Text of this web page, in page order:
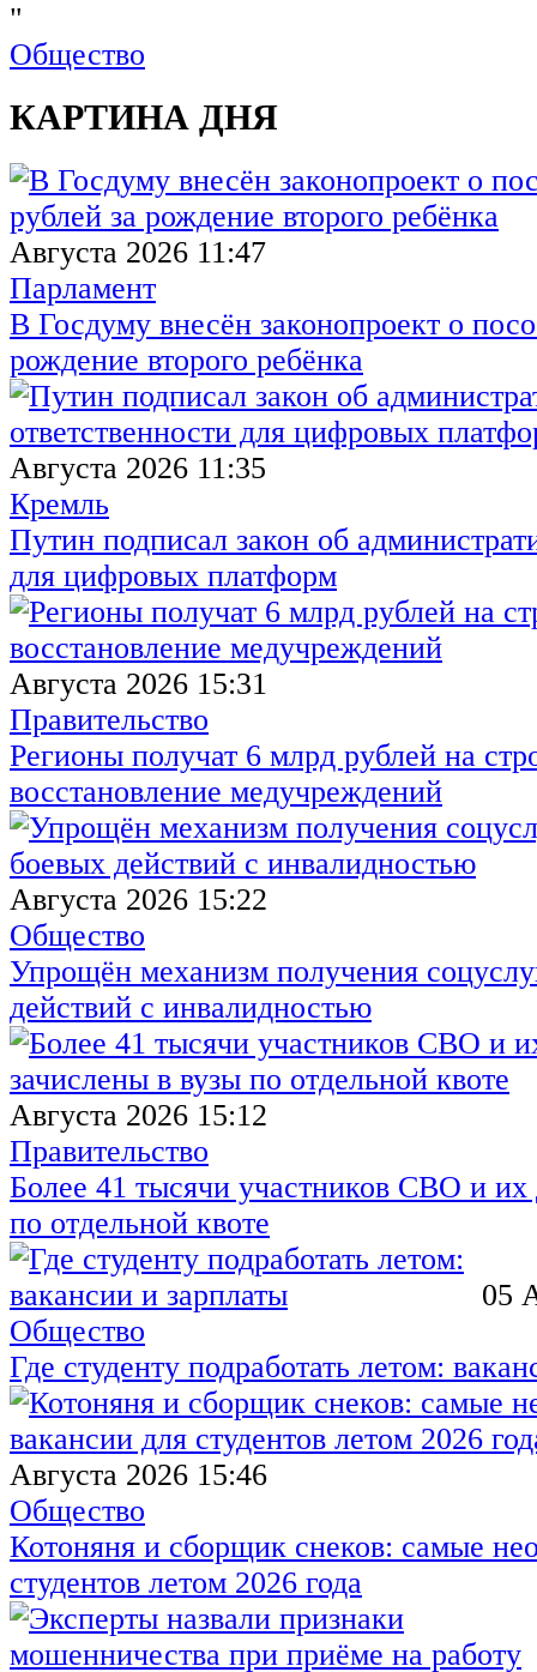
"
Общество
КАРТИНА ДНЯ
Августа 2026 11:47
Парламент
В Госдуму внесён законопроект о
рождение второго ребёнка
Августа 2026 11:35
Кремль
Путин подписал закон об
для цифровых платформ
Августа 2026 15:31
Правительство
Регионы получат 6 млрд рублей на
восстановление медучреждений
Августа 2026 15:22
Общество
Упрощён механизм получения
действий с инвалидностью
Августа 2026 15:12
Правительство
Более 41 тысячи участников СВО и их
по отдельной квоте
05
Общество
Где студенту подработать летом:
Августа 2026 15:46
Общество
Котоняня и сборщик снеков: самые
студентов летом 2026 года